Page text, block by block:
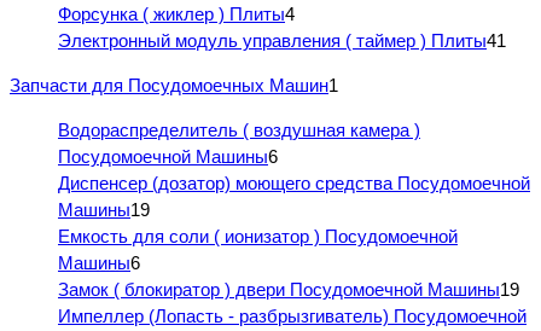
Форсунка ( жиклер ) Плиты4
Электронный модуль управления ( таймер ) Плиты41
Запчасти для Посудомоечных Машин1
Водораспределитель ( воздушная камера )
Посудомоечной Машины6
Диспенсер (дозатор) моющего средства Посудомоечной
Машины19
Емкость для соли ( ионизатор ) Посудомоечной
Машины6
Замок ( блокиратор ) двери Посудомоечной Машины19
Импеллер (Лопасть - разбрызгиватель) Посудомоечной